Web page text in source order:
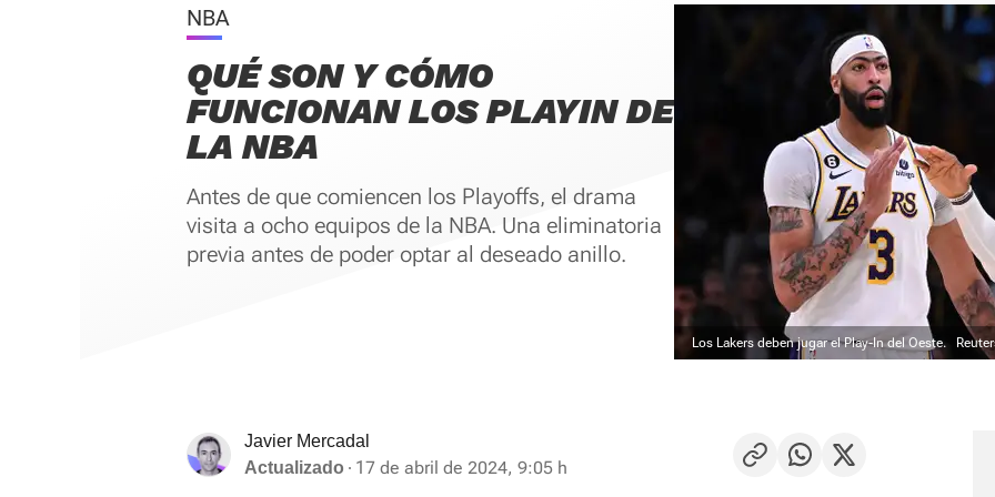
NBA
QUÉ SON Y CÓMO
FUNCIONAN LOS PLAYIN DE
LA NBA
Antes de que comiencen los Playoffs, el drama
visita a ocho equipos de la NBA. Una eliminatoria
previa antes de poder optar al deseado anillo.
Los Lakers deben jugar el Play-In del Oeste.
Javier Mercadal
Actualizado
17 de abril de 2024, 9:05 h